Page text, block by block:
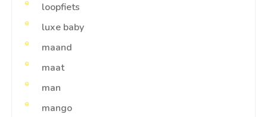
loopfiets
luxe baby
maand
maat
man
mango